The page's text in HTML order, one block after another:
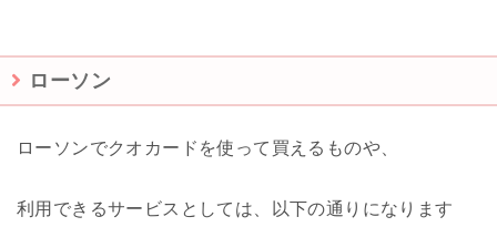
ローソン
ローソンでクオカードを使って買えるものや、
利用できるサービスとしては、以下の通りになります